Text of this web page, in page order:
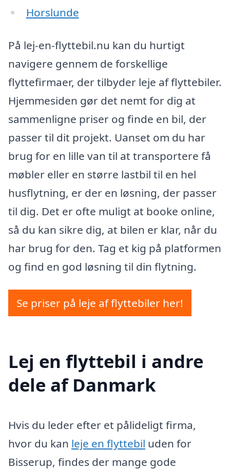
Horslunde
På lej-en-flyttebil.nu kan du hurtigt
navigere gennem de forskellige
flyttefirmaer, der tilbyder leje af flyttebiler.
Hjemmesiden gør det nemt for dig at
sammenligne priser og finde en bil, der
passer til dit projekt. Uanset om du har
brug for en lille van til at transportere få
møbler eller en større lastbil til en hel
husflytning, er der en løsning, der passer
til dig. Det er ofte muligt at booke online,
så du kan sikre dig, at bilen er klar, når du
har brug for den. Tag et kig på platformen
og find en god løsning til din flytning.
Se priser på leje af flyttebiler her!
Lej en flyttebil i andre
dele af Danmark
Hvis du leder efter et pålideligt firma,
hvor du kan leje en flyttebil uden for
Bisserup, findes der mange gode